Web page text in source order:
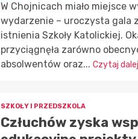
W Chojnicach miało miejsce
wydarzenie – uroczysta gala
istnienia Szkoły Katolickiej.
przyciągnęła zarówno
absolwentów oraz... Czytaj dalej
SZKOŁY I PRZEDSZKOLA
Człuchów zyska